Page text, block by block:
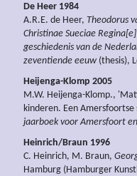
De Heer 1984
A.R.E. de Heer, Theodorus
Christinae Sueciae
geschiedenis van de
zeventiende eeuw (thesis),
Heijenga-Klomp 2005
M.W. Heijenga-Klomp.,
kinderen. Een
jaarboek voor Amersfoort
Heinrich/Braun 1996
C. Heinrich, M. Braun,
Hamburg (Hamburger